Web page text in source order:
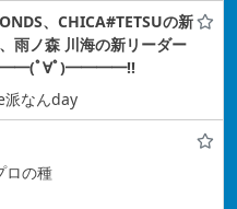
、CHICA#TETSUの新
雨ノ森 川海の新リーダー
ﾟ∀ﾟ)━━━━!!
なんday
ロの種